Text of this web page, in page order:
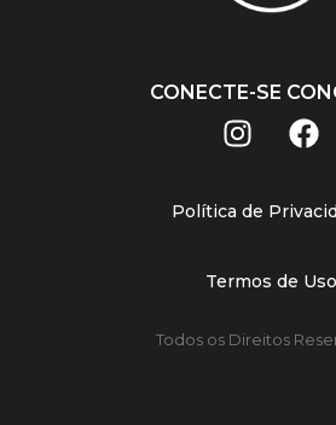
CONECTE-SE
Política de
Termos de Uso
Todos os Direitos